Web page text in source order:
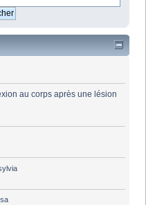
au corps après une lésion